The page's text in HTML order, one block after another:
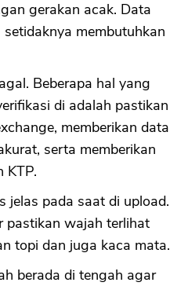
gerakan acak. Data
membutuhkan
Beberapa hal yang
di adalah pastikan
memberikan data
serta memberikan
KTP.
jelas pada saat di upload.
pastikan wajah terlihat
topi dan juga kaca mata.
berada di tengah agar